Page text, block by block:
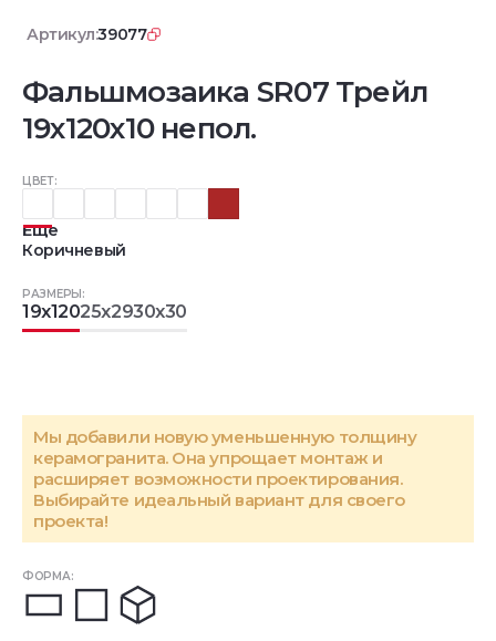
Артикул:39077
Фальшмозаика SR07 Трейл
19x120x10 непол.
ЦВЕТ:
Еще
Коричневый
ФОРМА:
РАЗМЕРЫ:
19x12025x2930x30
Мы добавили новую уменьшенную толщину
керамогранита. Она упрощает монтаж и
расширяет возможности проектирования.
Выбирайте идеальный вариант для своего
проекта!